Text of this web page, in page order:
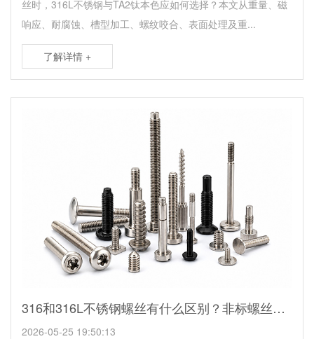
丝时，316L不锈钢与TA2钛本色应如何选择？本文从重量、磁
响应、耐腐蚀、槽型加工、螺纹咬合、表面处理及重...
了解详情 +
316和316L不锈钢螺丝有什么区别？非标螺丝厂家选材建议
2026-05-25 19:50:13